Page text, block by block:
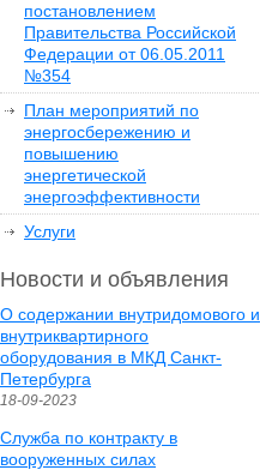
постановлением
Правительства Российской
Федерации от 06.05.2011
№354
План мероприятий по
энергосбережению и
повышению
энергетической
энергоэффективности
Услуги
Новости и объявления
О содержании внутридомового и
внутриквартирного
оборудования в МКД Санкт-
Петербурга
18-09-2023
Служба по контракту в
вооруженных силах